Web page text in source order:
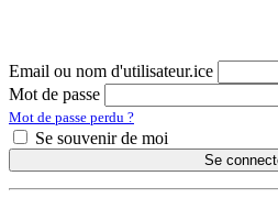
Email ou nom d'utilisateur.ice
Mot de passe
Mot de passe perdu ?
Se souvenir de moi
Se